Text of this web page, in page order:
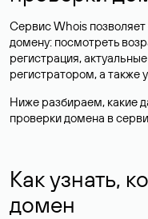
Сервис Whois
домену: посмотреть
регистрация,
регистратором, а также
Ниже разбираем, какие
проверки домена в
Как узнать,
домен